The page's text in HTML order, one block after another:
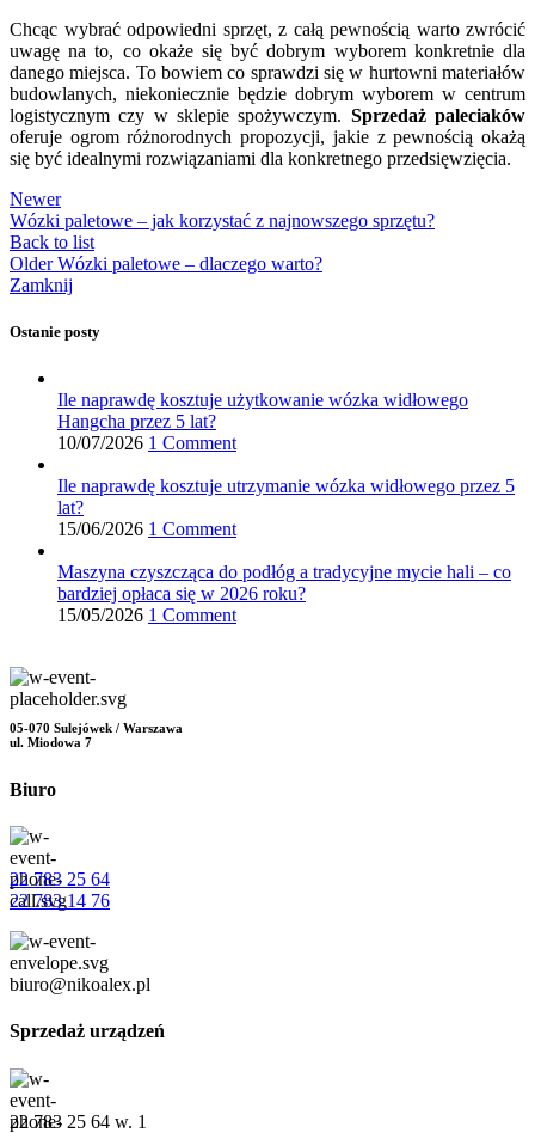
Chcąc wybrać odpowiedni sprzęt, z całą pewnością warto zwrócić
uwagę na to, co okaże się być dobrym wyborem konkretnie dla
danego miejsca. To bowiem co sprawdzi się w hurtowni materiałów
budowlanych, niekoniecznie będzie dobrym wyborem w centrum
logistycznym czy w sklepie spożywczym. Sprzedaż paleciaków
oferuje ogrom różnorodnych propozycji, jakie z pewnością okażą
się być idealnymi rozwiązaniami dla konkretnego przedsięwzięcia.
Newer
Wózki paletowe – jak korzystać z najnowszego sprzętu?
Back to list
Older Wózki paletowe – dlaczego warto?
Zamknij
Ostanie posty
Ile naprawdę kosztuje użytkowanie wózka widłowego
Hangcha przez 5 lat?
10/07/2026 1 Comment
Ile naprawdę kosztuje utrzymanie wózka widłowego przez 5
lat?
15/06/2026 1 Comment
Maszyna czyszcząca do podłóg a tradycyjne mycie hali – co
bardziej opłaca się w 2026 roku?
15/05/2026 1 Comment
05-070 Sulejówek / Warszawa
ul. Miodowa 7
Biuro
22 783 25 64
22 783 14 76
biuro@nikoalex.pl
Sprzedaż urządzeń
22 783 25 64 w. 1